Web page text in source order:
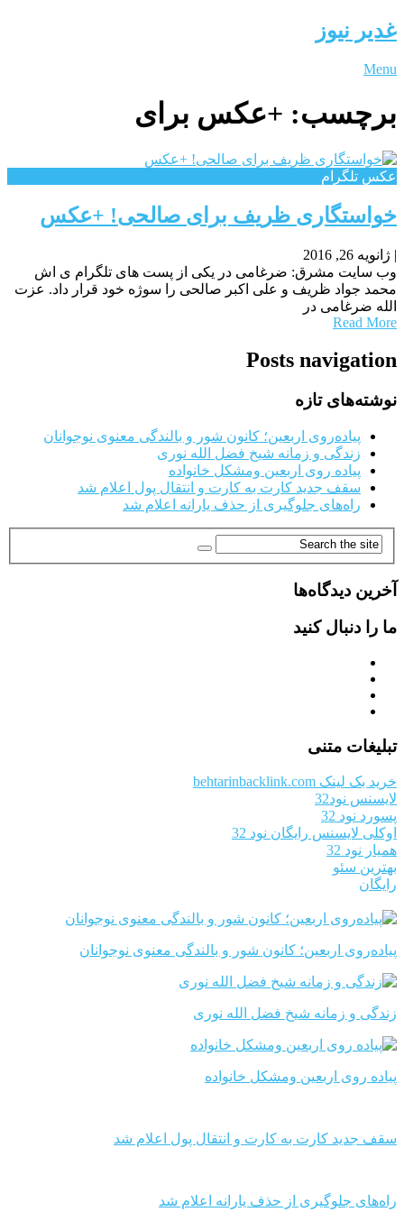
غدیر نیوز
Menu
برچسب: +عکس برای
عکس تلگرام
خواستگاری ظریف برای صالحی! +عکس
| ژانویه 26, 2016
وب سایت مشرق: ضرغامی در یکی از پست های تلگرام ی اش
محمد جواد ظریف و علی اکبر صالحی را سوژه خود قرار داد. عزت
الله ضرغامی در
Read More
Posts navigation
نوشته‌های تازه
پیاده‌روی اربعین؛ کانون شور و بالندگی معنوی نوجوانان
زندگی و زمانه شیخ فضل الله نوری
پیاده روی اربعین ومشکل خانواده
سقف جدید کارت به کارت و انتقال پول اعلام شد
راه‌های جلوگیری از حذف یارانه اعلام شد
آخرین دیدگاه‌ها
ما را دنبال کنید
تبلیغات متنی
خرید بک لینک behtarinbacklink.com
لایسنس نود32
پسورد نود 32
اوکلی لایسنس رایگان نود 32
همیار نود 32
بهترین سئو
رایگان
پیاده‌روی اربعین؛ کانون شور و بالندگی معنوی نوجوانان
زندگی و زمانه شیخ فضل الله نوری
پیاده روی اربعین ومشکل خانواده
سقف جدید کارت به کارت و انتقال پول اعلام شد
راه‌های جلوگیری از حذف یارانه اعلام شد